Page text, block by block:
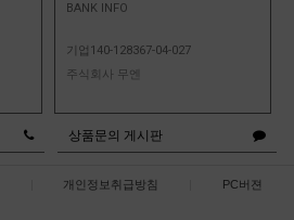
BANK INFO
기업140-128367-04-027
주식회사 무엔
상품문의 게시판
개인정보취급방침 PC버젼